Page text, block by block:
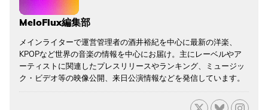
MeloFlux編集部
メインライターで運営管理者の酒井裕紀を中心に最新の洋楽、
KPOPなど世界の音楽の情報を中心にお届け。主にレーベルやア
ーティストに関連したプレスリリースやランキング、ミュージッ
ク・ビデオ等の映像公開、来日公演情報などを発信しています。